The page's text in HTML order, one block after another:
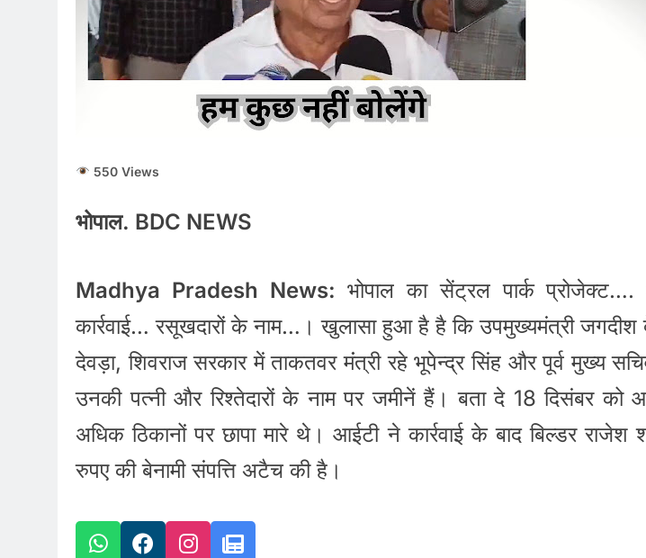
550 Views
भोपाल. BDC NEWS
Madhya Pradesh News: भोपाल का सेंट्रल पार्क
कार्रवाई… रसूखदारों के नाम…। खुलासा हुआ है है कि उपमुख्यमंत्री जगदीश
देवड़ा, शिवराज सरकार में ताकतवर मंंत्री रहे भूपेन्द्र सिंह और पूर्व मुख्य
उनकी पत्नी और रिश्तेदारों के नाम पर जमीनें हैं। बता दे 18 दिसंबर को
अधिक ठिकानों पर छापा मारे थे। आईटी ने कार्रवाई के बाद बिल्डर राजेश
रुपए की बेनामी संपत्ति अटैच की है।